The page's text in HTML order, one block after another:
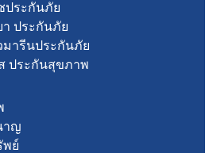
ประกันภัย
ประกันภัย
มารีนประกันภัย
ประกันสุขภาพ
าญ
พย์